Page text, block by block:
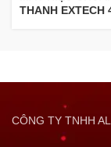
THANH EXTECH
CÔNG TY TNHH